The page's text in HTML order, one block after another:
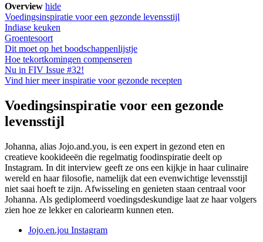
Overview hide
Voedingsinspiratie voor een gezonde levensstijl
Indiase keuken
Groentesoort
Dit moet op het boodschappenlijstje
Hoe tekortkomingen compenseren
Nu in FIV Issue #32!
Vind hier meer inspiratie voor gezonde recepten
Voedingsinspiratie voor een gezonde
levensstijl
Johanna, alias Jojo.and.you, is een expert in gezond eten en
creatieve kookideeën die regelmatig foodinspiratie deelt op
Instagram. In dit interview geeft ze ons een kijkje in haar culinaire
wereld en haar filosofie, namelijk dat een evenwichtige levensstijl
niet saai hoeft te zijn. Afwisseling en genieten staan centraal voor
Johanna. Als gediplomeerd voedingsdeskundige laat ze haar volgers
zien hoe ze lekker en caloriearm kunnen eten.
Jojo.en.jou Instagram